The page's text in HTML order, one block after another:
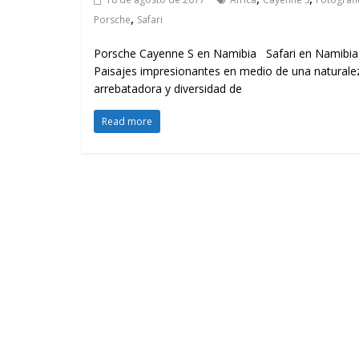
Porsche, Safari
Porsche Cayenne S en Namibia Safari en
Paisajes impresionantes en medio de una
arrebatadora y diversidad de
Read more